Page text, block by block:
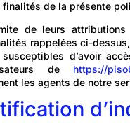
finalités de la présente
de leurs attributions
rappelées ci-
susceptibles d’avoir
de
https://
les agents de notre